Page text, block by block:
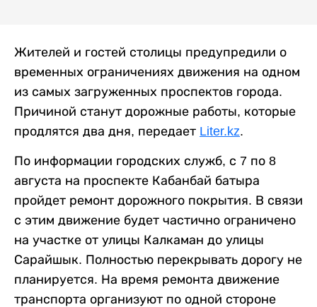
Жителей и гостей столицы предупредили о
временных ограничениях движения на одном
из самых загруженных проспектов города.
Причиной станут дорожные работы, которые
продлятся два дня, передает Liter.kz.
По информации городских служб, с 7 по 8
августа на проспекте Кабанбай батыра
пройдет ремонт дорожного покрытия. В связи
с этим движение будет частично ограничено
на участке от улицы Калкаман до улицы
Сарайшык. Полностью перекрывать дорогу не
планируется. На время ремонта движение
транспорта организуют по одной стороне